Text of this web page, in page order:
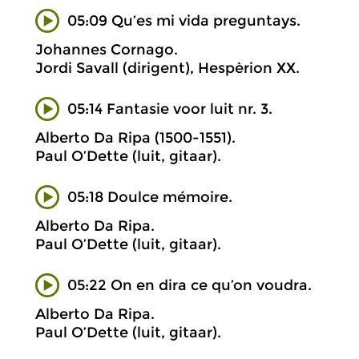
05:09 Qu’es mi vida preguntays.
Johannes Cornago.
Jordi Savall (dirigent), Hespèrion XX.
05:14 Fantasie voor luit nr. 3.
Alberto Da Ripa (1500-1551).
Paul O’Dette (luit, gitaar).
05:18 Doulce mémoire.
Alberto Da Ripa.
Paul O’Dette (luit, gitaar).
05:22 On en dira ce qu’on voudra.
Alberto Da Ripa.
Paul O’Dette (luit, gitaar).